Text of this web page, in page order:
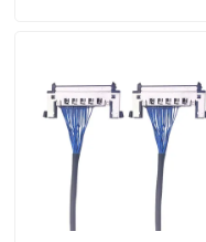
Producten
Over ons